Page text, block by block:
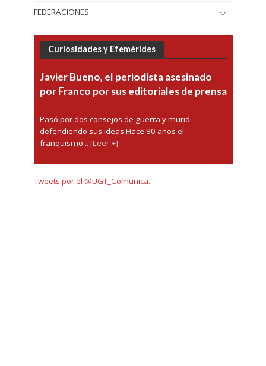
FEDERACIONES
Curiosidades y Efemérides
Javier Bueno, el periodista asesinado
por Franco por sus editoriales de prensa
Pasó por dos consejos de guerra y murió
defendiendo sus ideas Hace 80 años el
franquismo... [Leer +]
Tweets por el @UGT_Comunica.